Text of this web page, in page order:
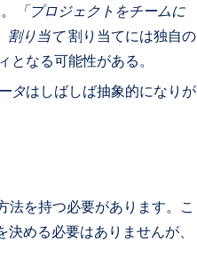
「プロジェクトをチームに
割り当て割り当てには独自の
なる可能性がある。
タはしばしば抽象的になりが
法を持つ必要があります。こ
める必要はありませんが、